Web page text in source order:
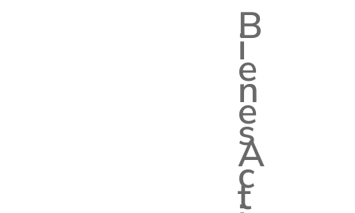
B
i
e
n
e
s
A
c
t